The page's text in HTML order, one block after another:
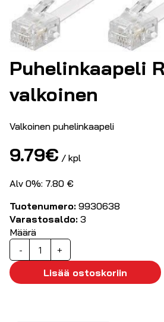
Puhelinkaapeli
valkoinen
Valkoinen puhelinkaapeli
9.79€ / kpl
Alv 0%: 7.80 €
Tuotenumero: 9930638
Varastosaldo: 3
Määrä
-
Puhelinkaapeli
RJ11
10m
valkoinen
+
Lisää ostoskoriin